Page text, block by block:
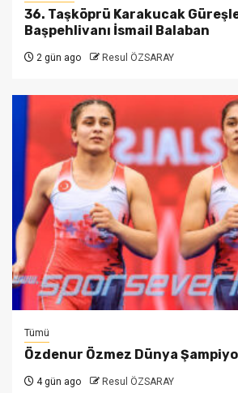
36. Taşköprü Karakucak
Başpehlivanı İsmail Balaban
2 gün ago Resul ÖZSARAY
Tümü
Özdenur Özmez Dünya
4 gün ago Resul ÖZSARAY